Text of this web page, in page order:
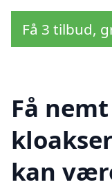
Få 3 tilbud,
Få
kan